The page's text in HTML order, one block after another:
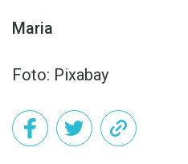
Maria
Foto: Pixabay